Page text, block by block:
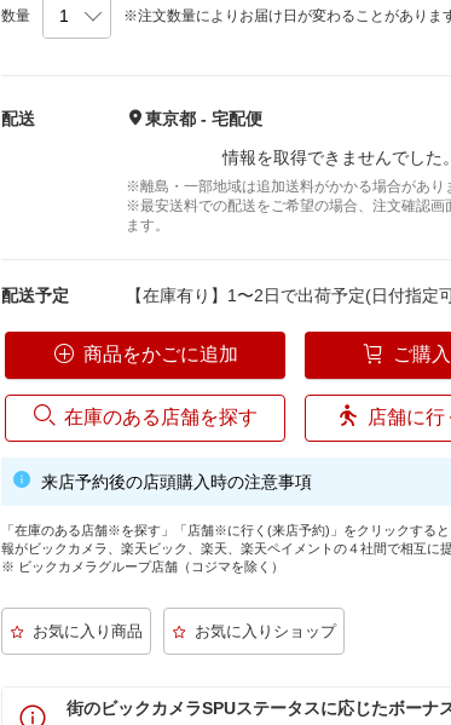
数量 ※注文数量によりお届け日が変わることがありま
配送
東京都 - 宅配便
情報を取得できませんでし
※離島・一部地域は追加送料がかかる場合があり
※最安送料での配送をご希望の場合、注文確認
ます。
配送予定 【在庫有り】1〜2日で出荷予定(日付指定
商品をかごに追加 ご購
在庫のある店舗を探す 店舗に
来店予約後の店頭購入時の注意事項
「在庫のある店舗※を探す」「店舗※に行く(来店予約)」をクリックする
報がビックカメラ、楽天ビック、楽天、楽天ペイメントの４社間で相互に
※ ビックカメラグループ店舗（コジマを除く）
街のビックカメラSPUステータスに応じたボーナ